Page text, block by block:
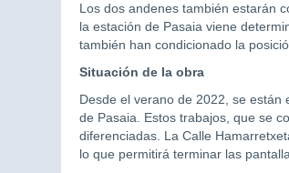
Los dos andenes también estarán
la estación de Pasaia viene
también han condicionado la
Situación de la obra
Desde el verano de 2022, se
de Pasaia. Estos trabajos, que se
diferenciadas. La Calle
lo que permitirá terminar las